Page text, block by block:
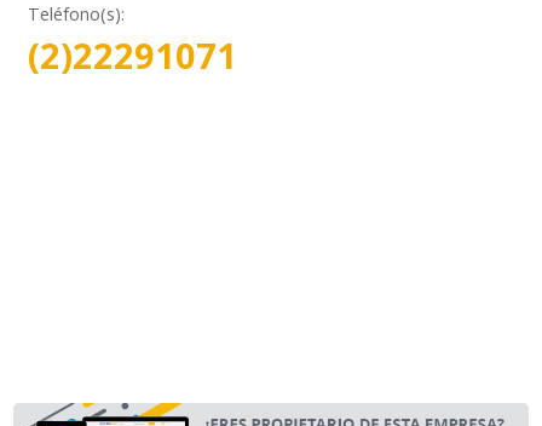
Teléfono(s):
(2)22291071